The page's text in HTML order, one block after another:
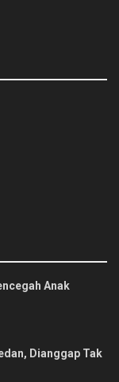
Anak
Dianggap Tak